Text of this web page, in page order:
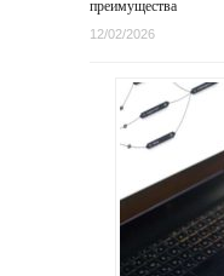
преимущества
12/02/2026